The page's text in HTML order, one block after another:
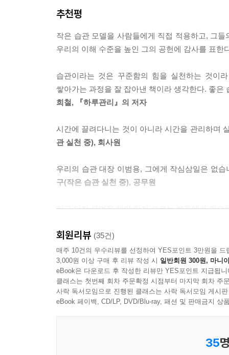
‘왜 습관에 도전하는가’라는 질문에 대한 사람들
저자의 말처럼, 앞날은 불투명한데 우리는 늘
일이다. 아인슈타인이 말하길, “어제와 똑같이
만들려면 매일 바르고 긍정적인 습관을 실천하며
-카톡으로 함께하는 작은 습관 전략
작심삼일이다. 1개월 혹은 3개월 고비를 넘기지
사실은 어려운 것’이라며 멀리하게 해 버렸다.
실천하는 것을 말한다. 팔굽혀펴기 1회는 실제로
저자는 스티븐 기즈의 작은 습관을 지금, 여기를
변화시키는 전략’으로 차별화했다. 그리고 사람
초과 달성하여 월간, 연간 목표를 관리하는 방법도
1. 나의 꿈과 연계해 1년 목표를 세운다.
4. 매일 습관 3개를 정한 만큼 또는 초과 실천한다.
추천평
작은 습관 모델을 사람들에게 직접 적용하고, 그
우리의 이해 수준을 높인 그의 공헌에 감사를 표한
습관이라는 것은 꾸준함의 힘을 실천하는 것이
쌓아가는 과정을 잘 잡아낸 책이라 생각한다. 좋
희철, 『하루관리』의 저자
시간에 끌려다니는 것이 아니라 시간을 관리하며
관 실천 중), 회사원
우리의 습관 대장 이범용, 그에게 작심삼일은 없
구(작은 습관 실천 중), 공무원
지금 당장 무엇을 해야 할지 모르는 분들에게 필
습관은 평범한 사람의 성공 비결이라는 저자의 말
최서연(파워블로거 ‘서연’), 회사원
회원리뷰 (35건)
매주 10건의 우수리뷰를 선정하여 YES포인트 3만원을 드
3,000원 이상 구매 후 리뷰 작성 시 일반회원 300원, 마니
eBook은 다운로드 후 작성한 리뷰만 YES포인트 지급됩니
클래스는 첫번째 회차 주문확정 시점부터 마지막 회차 주
사락 독서모임으로 진행된 클래스는 사락 독서모임 게시
eBook 페이백, CD/LP, DVD/Blu-ray, 패션 및 판매금지 상
35